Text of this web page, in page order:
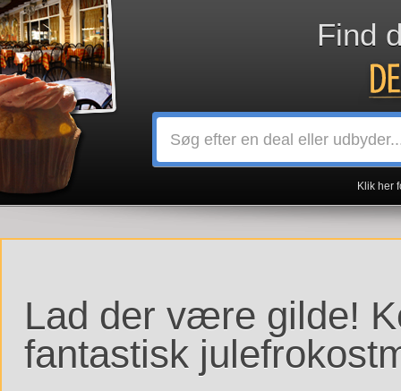
Find
Klik her
Lad der være gilde!
fantastisk